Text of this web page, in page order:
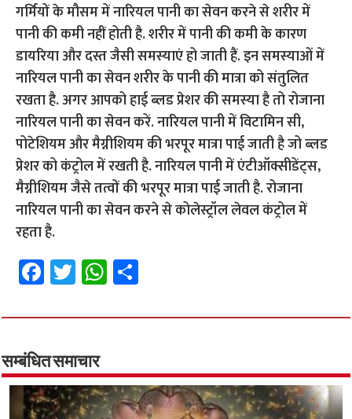
गर्मियों के मौसम में नारियल पानी का सेवन करने से शरीर में
पानी की कमी नहीं होती है. शरीर में पानी की कमी के कारण
डायरिया और दस्त जैसी समस्याएं हो जाती हैं. इन समस्याओं में
नारियल पानी का सेवन शरीर के पानी की मात्रा को संतुलित
रखता है. अगर आपको हाई ब्लड प्रेशर की समस्या है तो रोजाना
नारियल पानी का सेवन करें. नारियल पानी में विटामिन सी,
पोटेशियम और मैग्नीशियम की भरपूर मात्रा पाई जाती है जो ब्लड
प्रेशर को कंट्रोल में रखती है. नारियल पानी में एंटीऑक्सीडेंट्स,
मैग्नीशियम जैसे तत्वों की भरपूर मात्रा पाई जाती है. रोजाना
नारियल पानी का सेवन करने से कोलेस्ट्रॉल लेवल कंट्रोल में
रहता है.
Fa
ce
b
o
o
k
T
wi
tt
er
W
h
at
p
p
ar
सम्बंधित समाचार